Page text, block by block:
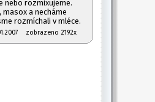
nebo rozmixujeme.
a necháme
rozmíchali v mléce.
zobrazeno 2192x